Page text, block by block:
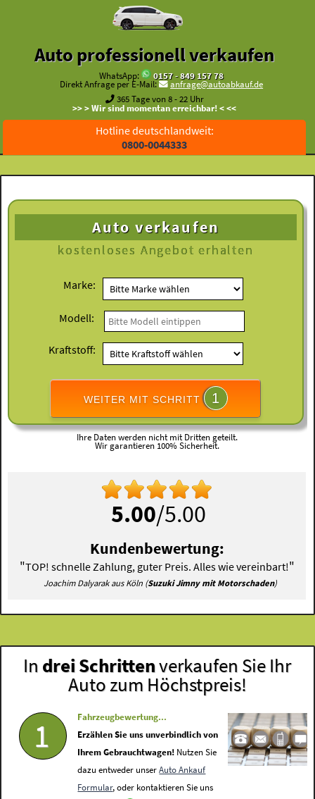
Auto professionell verkaufen
WhatsApp:
0157 - 849 157 78
Direkt Anfrage per E-Mail:
anfrage@autoabkauf.de
365 Tage von 8 - 22 Uhr
>> > Wir sind momentan erreichbar! < <<
Hotline deutschlandweit:
0800-0044333
Auto verkaufen
kostenloses Angebot erhalten
Marke:
Modell:
Kraftstoff:
WEITER MIT SCHRITT 1
Ihre Daten werden nicht mit Dritten geteilt.
Wir garantieren 100% Sicherheit.
5.00/5.00
Kundenbewertung:
"TOP! schnelle Zahlung, guter Preis. Alles wie vereinbart!"
Joachim Dalyarak aus Köln (Suzuki Jimny mit Motorschaden)
In drei Schrittenverkaufen Sie Ihr
Auto zum Höchstpreis!
1
Fahrzeugbewertung...
Erzählen Sie uns unverbindlich von
Ihrem Gebrauchtwagen! Nutzen Sie
dazu entweder unserAuto Ankauf
Formular, oder kontaktieren Sie uns